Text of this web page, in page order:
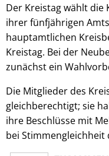
Der Kreistag wählt
ihrer fünfjährigen
hauptamtlichen
Kreistag. Bei der
zunächst ein
Die Mitglieder des
gleichberechtigt; sie
ihre Beschlüsse mit
bei Stimmengleichheit